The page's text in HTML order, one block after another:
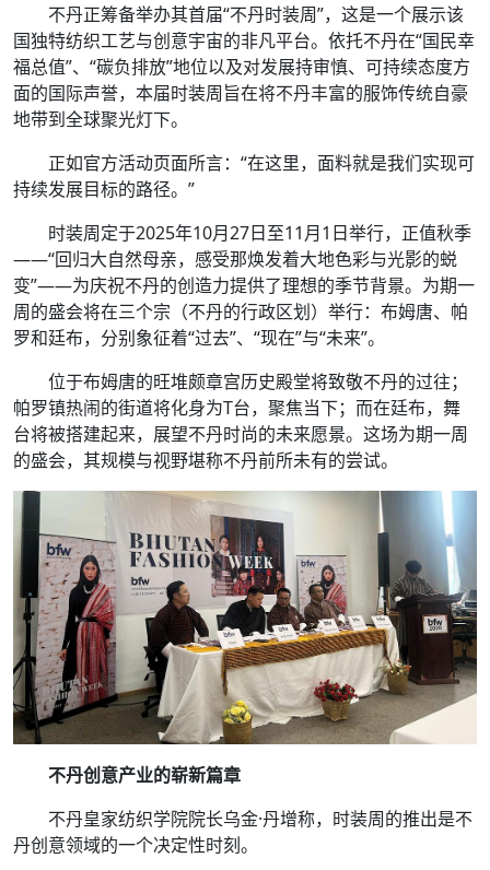
不丹正筹备举办其首届“不丹时装周”，这是一个展示该
国独特纺织工艺与创意宇宙的非凡平台。依托不丹在“国民幸
福总值”、“碳负排放”地位以及对发展持审慎、可持续态度方
面的国际声誉，本届时装周旨在将不丹丰富的服饰传统自豪
地带到全球聚光灯下。
正如官方活动页面所言：“在这里，面料就是我们实现可
持续发展目标的路径。”
时装周定于2025年10月27日至11月1日举行，正值秋季
——“回归大自然母亲，感受那焕发着大地色彩与光影的蜕
变”——为庆祝不丹的创造力提供了理想的季节背景。为期一
周的盛会将在三个宗（不丹的行政区划）举行：布姆唐、帕
罗和廷布，分别象征着“过去”、“现在”与“未来”。
位于布姆唐的旺堆颇章宫历史殿堂将致敬不丹的过往；
帕罗镇热闹的街道将化身为T台，聚焦当下；而在廷布，舞
台将被搭建起来，展望不丹时尚的未来愿景。这场为期一周
的盛会，其规模与视野堪称不丹前所未有的尝试。
不丹创意产业的崭新篇章
不丹皇家纺织学院院长乌金·丹增称，时装周的推出是不
丹创意领域的一个决定性时刻。